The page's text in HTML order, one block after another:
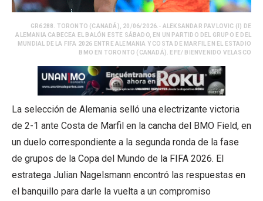
GR6288. TORONTO (CANADÁ), 20/06/2026.- ALEKSANDAR PAVLOVIC (I) DE
ALEMANIA CABECEA EL BALÓN ESTE SÁBADO, EN UN PARTIDO DEL GRUPO E DEL
MUNDIAL DE LA FIFA 2026 ENTRE ALEMANIA Y COSTA DE MARFIL EN EL ESTADIO
BMO EN TORONTO (CANADÁ). EFE/ BIENVENIDO VELASCO
La selección de Alemania selló una electrizante victoria
de 2-1 ante Costa de Marfil en la cancha del BMO Field, en
un duelo correspondiente a la segunda ronda de la fase
de grupos de la Copa del Mundo de la FIFA 2026. El
estratega Julian Nagelsmann encontró las respuestas en
el banquillo para darle la vuelta a un compromiso